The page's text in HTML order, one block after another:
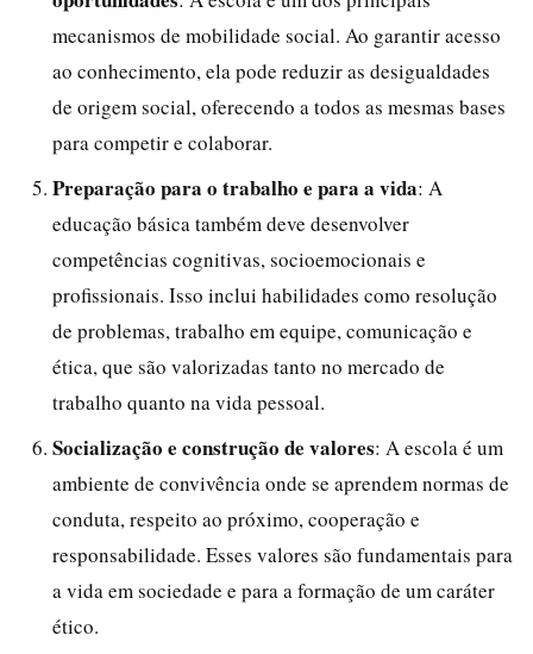
mecanismos de mobilidade social. Ao garantir acesso
ao conhecimento, ela pode reduzir as desigualdades
de origem social, oferecendo a todos as mesmas bases
para competir e colaborar.
Preparação para o trabalho e para a vida: A
educação básica também deve desenvolver
competências cognitivas, socioemocionais e
profissionais. Isso inclui habilidades como resolução
de problemas, trabalho em equipe, comunicação e
ética, que são valorizadas tanto no mercado de
trabalho quanto na vida pessoal.
Socialização e construção de valores: A escola é um
ambiente de convivência onde se aprendem normas de
conduta, respeito ao próximo, cooperação e
responsabilidade. Esses valores são fundamentais para
a vida em sociedade e para a formação de um caráter
ético.